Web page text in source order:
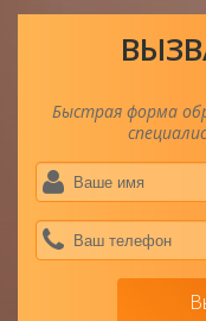
Быстрая форма